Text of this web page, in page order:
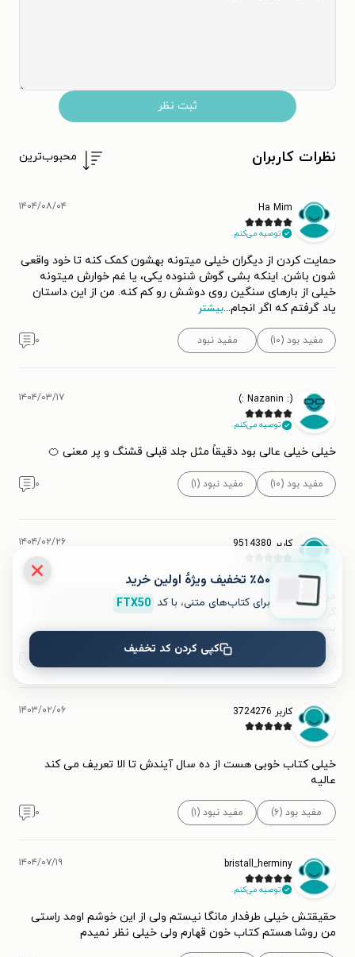
ثبت نظر
نظرات کاربران محبوب‌ترین
Ha Mim
توصیه می‌کنم.
۱۴۰۴/۰۸/۰۴
حمایت کردن از دیگران خیلی میتونه بهشون کمک کنه تا خود واقعی
شون باشن. اینکه بشی گوش شنوده یکی، یا غم خوارش میتونه
خیلی از بارهای سنگین روی دوشش رو کم کنه. من از این داستان
یاد گرفتم که اگر انجام...بیشتر
مفید بود (۱۰) مفید نبود ۰
(: Nazanin :)
توصیه می‌کنم.
۱۴۰۴/۰۳/۱۷
خیلی خیلی عالی بود دقیقاً مثل جلد قبلی قشنگ و پر معنی 🍊
مفید بود (۱۰) مفید نبود (۱) ۰
کاربر 9514380 ۱۴۰۴/۰۲/۲۶
من تا الان این کتاب و تخوندم ولی منو خیلی مشتاق به خودش
کرده مخصوصه که راز آلود و عاشقانه است وای خیلی ذوق دارم تا
بخونمش
کاربر 3724276 ۱۴۰۳/۰۲/۰۶
خیلی کتاب خوبی هست از ده سال آیندش تا الا تعریف می کند
عالیه
مفید بود (۶) مفید نبود (۱) ۰
bristall_herminy
توصیه می‌کنم.
۱۴۰۴/۰۷/۱۹
حقیقتش خیلی طرفدار مانگا نیستم ولی از این خوشم اومد راستی
من روشا هستم کتاب خون قهارم ولی خیلی نظر نمیدم
٪۵۰ تخفیف ویژۀ اولین خرید
برای کتاب‌های متنی، با کد FTX50
کپی کردن کد تخفیف